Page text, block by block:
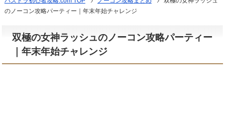
のノーコン攻略パーティー｜年末年始チャレンジ
双極の女神ラッシュのノーコン攻略パーティー
｜年末年始チャレンジ